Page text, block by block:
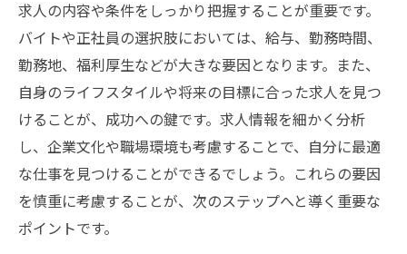
求人の内容や条件をしっかり把握することが重要です。
バイトや正社員の選択肢においては、給与、勤務時間、
勤務地、福利厚生などが大きな要因となります。また、
自身のライフスタイルや将来の目標に合った求人を見つ
けることが、成功への鍵です。求人情報を細かく分析
し、企業文化や職場環境も考慮することで、自分に最適
な仕事を見つけることができるでしょう。これらの要因
を慎重に考慮することが、次のステップへと導く重要な
ポイントです。